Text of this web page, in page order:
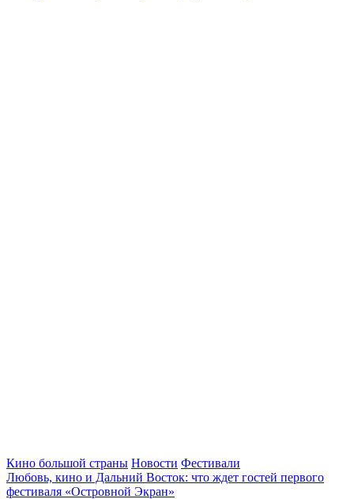
Кино большой страны Новости Фестивали
Любовь, кино и Дальний Восток: что ждет гостей первого
фестиваля «Островной Экран»